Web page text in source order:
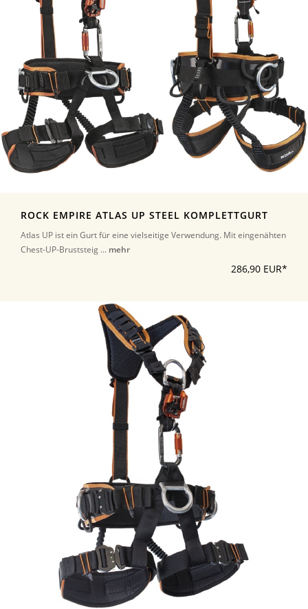
ROCK EMPIRE ATLAS UP STEEL KOMPLETTGURT
Atlas UP ist ein Gurt für eine vielseitige Verwendung. Mit eingenähten
Chest-UP-Bruststeig ... mehr
286,90 EUR*